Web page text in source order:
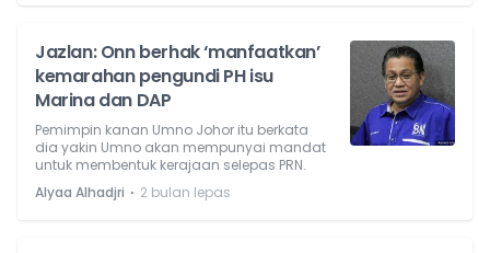
Jazlan: Onn berhak ‘manfaatkan’
kemarahan pengundi PH isu
Marina dan DAP
Pemimpin kanan Umno Johor itu berkata
dia yakin Umno akan mempunyai mandat
untuk membentuk kerajaan selepas PRN.
Alyaa Alhadjri ⋅ 2 bulan lepas